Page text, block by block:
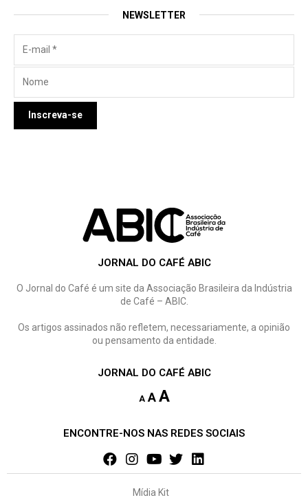
NEWSLETTER
JORNAL DO CAFÉ ABIC
O Jornal do Café é um site da Associação Brasileira da Indústria
de Café – ABIC.
Os artigos assinados não refletem, necessariamente, a opinião
ou pensamento da entidade.
JORNAL DO CAFÉ ABIC
A A A
ENCONTRE-NOS NAS REDES SOCIAIS
Mídia Kit